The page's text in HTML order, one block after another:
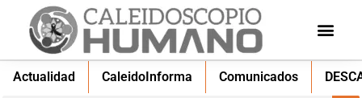
Actualidad CaleidoInforma Comunicados